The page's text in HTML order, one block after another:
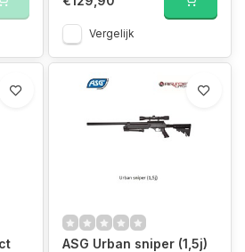
Vergelijk
ASG Urban sniper (1,5j)